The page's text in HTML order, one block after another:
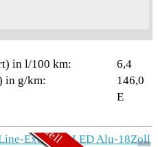
in l/100 km:
6,4
in g/km:
146,0
E
Aktionsmodell
Aktionsmodell